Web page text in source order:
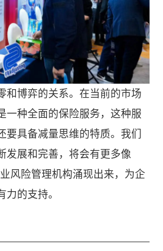
和博弈的关系。在当前的市场
一种全面的保险服务，这种服
要具备减量思维的特质。我们
发展和完善，将会有更多像
风险管理机构涌现出来，为企
力的支持。